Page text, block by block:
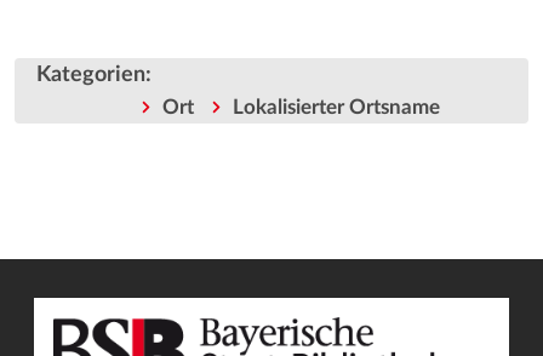
Kategorien:
Ort Lokalisierter Ortsname